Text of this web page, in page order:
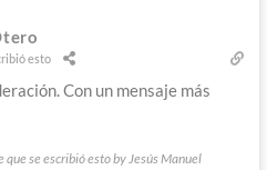
esto
Con un mensaje más
que se escribió esto by Jesús Manuel